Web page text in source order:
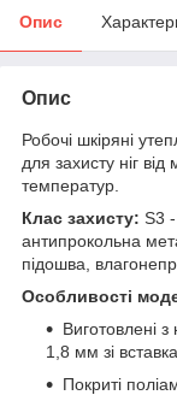
Опис
Опис
Робочі шкіряні
для захисту ніг
температур.
Клас захисту: S3
антипрокольна
підошва,
Особливості
Виготовлені
1,8 мм зі
Покриті